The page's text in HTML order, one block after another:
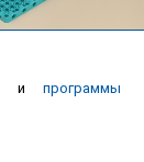
и программы